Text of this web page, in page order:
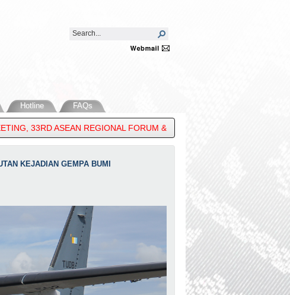
Hotline FAQs
REGIONAL FORUM & 16TH EAST ASIA SUMMIT FOREIGN
KEJADIAN GEMPA BUMI